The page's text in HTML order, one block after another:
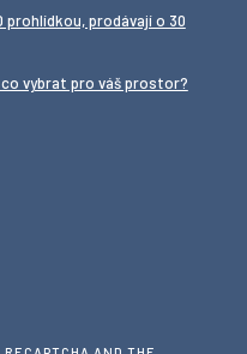
prodávají o 30
vybrat pro váš prostor?